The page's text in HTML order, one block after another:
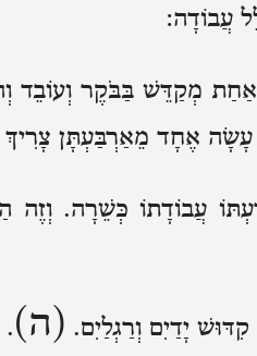
עֲבוֹדָה:
מְקַדֵּשׁ בַּבֹּקֶר וְעוֹבֵד
עָשָׂה אֶחָד מֵאַרְבַּעְתָּן
עֲבוֹדָתוֹ כְּשֵׁרָה. וְזֶה
יָדַיִם וְרַגְלַיִם. (ה).